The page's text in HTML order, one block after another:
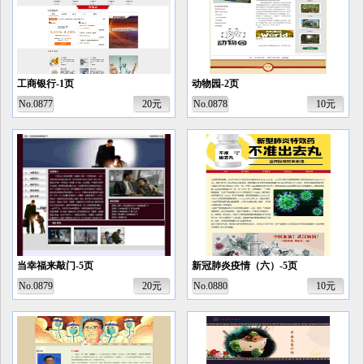
工商银行-1页
No.0877
20元
动物园-2页
No.0878
10元
当幸福来敲门-5页
No.0879
20元
新冠肺炎疫情（六）-5页
No.0880
10元